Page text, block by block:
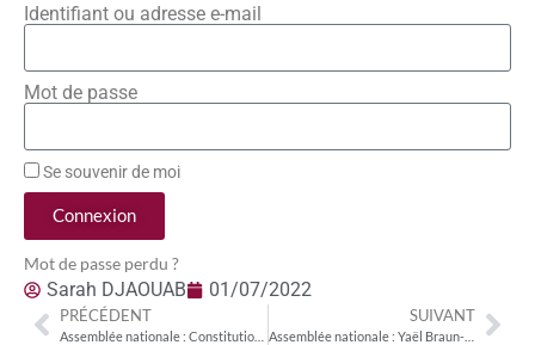
Identifiant ou adresse e-mail
Mot de passe
Se souvenir de moi
Connexion
Mot de passe perdu ?
Sarah DJAOUAB 01/07/2022
PRÉCÉDENT SUIVANT
Assemblée nationale : Yaël Braun-Pivet élue Présidente de l’Assemblée nationale